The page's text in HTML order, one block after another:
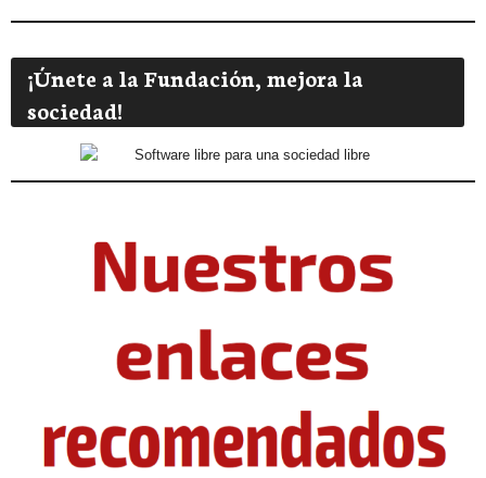
¡Únete a la Fundación, mejora la
sociedad!